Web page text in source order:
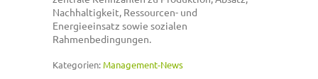
Nachhaltigkeit, Ressourcen- und
Energieeinsatz sowie sozialen
Rahmenbedingungen.
Kategorien: Management-News